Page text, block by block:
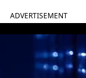
ADVERTISEMENT